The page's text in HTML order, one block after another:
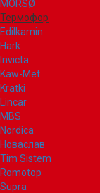
MORSØ
Термофор
Edilkamin
Hark
Invicta
Kaw-Met
Kratki
Lincar
MBS
Nordica
Новаслав
Tim Sistem
Romotop
Supra